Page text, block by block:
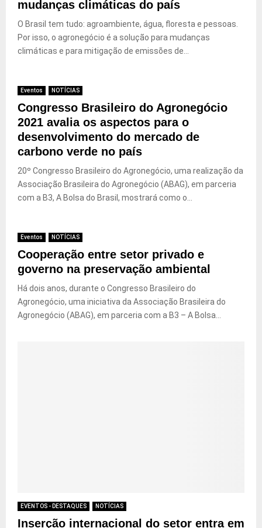
mudanças climáticas do país
O Brasil tem tudo: agroambiente, água, floresta e pessoas.
Por isso, o agronegócio é a solução para mudanças
climáticas e para mitigação de emissões de...
Eventos NOTÍCIAS
Congresso Brasileiro do Agronegócio
2021 avalia os aspectos para o
desenvolvimento do mercado de
carbono verde no país
20º Congresso Brasileiro do Agronegócio, uma realização da
Associação Brasileira do Agronegócio (ABAG), em parceria
com a B3, A Bolsa do Brasil, mostrará como o...
Eventos NOTÍCIAS
Cooperação entre setor privado e
governo na preservação ambiental
Há dois anos, durante o Congresso Brasileiro do
Agronegócio, uma iniciativa da Associação Brasileira do
Agronegócio (ABAG), em parceria com a B3 – A Bolsa...
EVENTOS - DESTAQUES NOTÍCIAS
Inserção internacional do setor entra em